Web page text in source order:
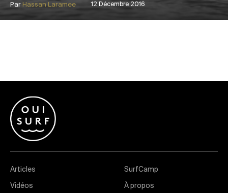
12 Décembre 2016
Par Hassan Laramee
Articles
Vidéos
SurfCamp
À propos